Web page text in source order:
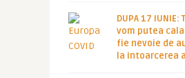
DUPA 17
vom putea
fie nevoie de
la intoarcerea